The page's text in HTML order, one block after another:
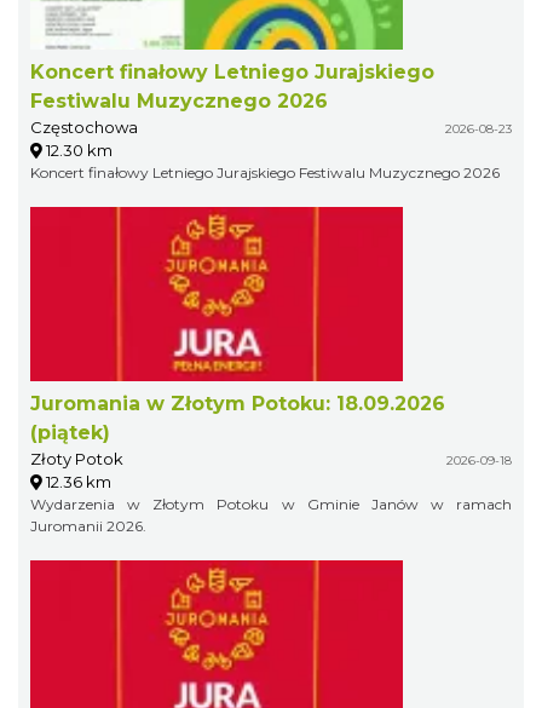
Koncert finałowy Letniego Jurajskiego
Festiwalu Muzycznego 2026
Częstochowa 2026-08-23
12.30 km
Koncert finałowy Letniego Jurajskiego Festiwalu Muzycznego 2026
Juromania w Złotym Potoku: 18.09.2026
(piątek)
Złoty Potok 2026-09-18
12.36 km
Wydarzenia w Złotym Potoku w Gminie Janów w ramach
Juromanii 2026.